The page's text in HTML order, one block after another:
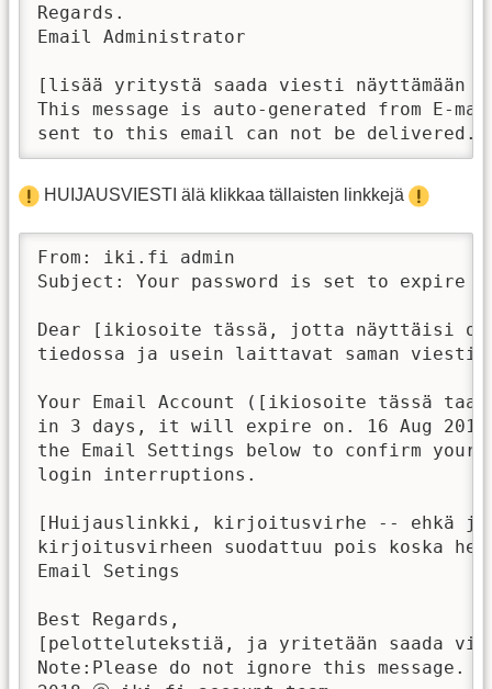
Regards.
Email Administrator
[lisää yritystä saada viesti näyttämään
This message is auto-generated from E-
sent to this email can not be delivered.
HUIJAUSVIESTI älä klikkaa tällaisten linkkejä
From: iki.fi admin
Subject: Your password is set to expire
Dear [ikiosoite tässä, jotta näyttäisi
tiedossa ja usein laittavat saman
Your Email Account ([ikiosoite tässä
in 3 days, it will expire on. 16 Aug 2018.
the Email Settings below to confirm your
login interruptions.
[Huijauslinkki, kirjoitusvirhe -- ehkä
kirjoitusvirheen suodattuu pois koska
Email Setings
Best Regards,
[pelottelutekstiä, ja yritetään saada
Note:Please do not ignore this message.